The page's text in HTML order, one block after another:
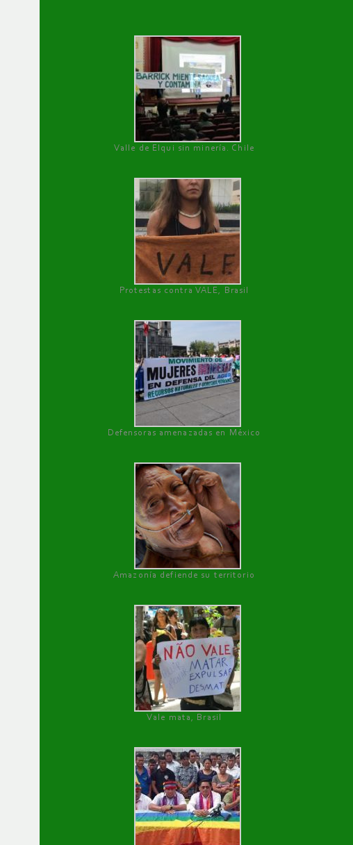
Valle de Elqui sin minería. Chile
Protestas contra VALE, Brasil
Defensoras amenazadas en México
Amazonía defiende su territorio
Vale mata, Brasil